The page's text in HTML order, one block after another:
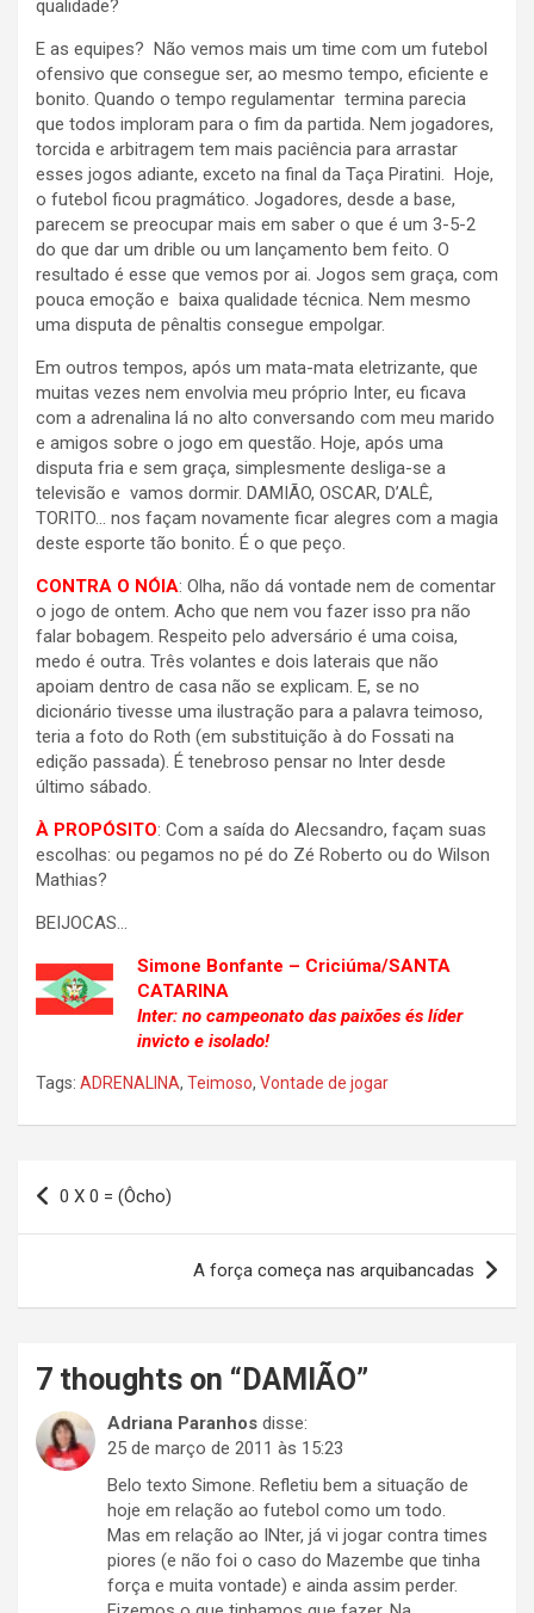
qualidade?
E as equipes? Não vemos mais um time com um futebol
ofensivo que consegue ser, ao mesmo tempo, eficiente e
bonito. Quando o tempo regulamentar termina parecia
que todos imploram para o fim da partida. Nem jogadores,
torcida e arbitragem tem mais paciência para arrastar
esses jogos adiante, exceto na final da Taça Piratini. Hoje,
o futebol ficou pragmático. Jogadores, desde a base,
parecem se preocupar mais em saber o que é um 3-5-2
do que dar um drible ou um lançamento bem feito. O
resultado é esse que vemos por ai. Jogos sem graça, com
pouca emoção e baixa qualidade técnica. Nem mesmo
uma disputa de pênaltis consegue empolgar.
Em outros tempos, após um mata-mata eletrizante, que
muitas vezes nem envolvia meu próprio Inter, eu ficava
com a adrenalina lá no alto conversando com meu marido
e amigos sobre o jogo em questão. Hoje, após uma
disputa fria e sem graça, simplesmente desliga-se a
televisão e vamos dormir. DAMIÃO, OSCAR, D’ALÊ,
TORITO… nos façam novamente ficar alegres com a magia
deste esporte tão bonito. É o que peço.
CONTRA O NÓIA: Olha, não dá vontade nem de comentar
o jogo de ontem. Acho que nem vou fazer isso pra não
falar bobagem. Respeito pelo adversário é uma coisa,
medo é outra. Três volantes e dois laterais que não
apoiam dentro de casa não se explicam. E, se no
dicionário tivesse uma ilustração para a palavra teimoso,
teria a foto do Roth (em substituição à do Fossati na
edição passada). É tenebroso pensar no Inter desde
último sábado.
À PROPÓSITO: Com a saída do Alecsandro, façam suas
escolhas: ou pegamos no pé do Zé Roberto ou do Wilson
Mathias?
BEIJOCAS…
Simone Bonfante – Criciúma/SANTA
CATARINA
Inter: no campeonato das paixões és líder
invicto e isolado!
Tags: ADRENALINA, Teimoso, Vontade de jogar
Navegação
de
0 X 0 = (Ôcho)
A força começa nas arquibancadas
7 thoughts on “ DAMIÃO”
Adriana Paranhos disse:
25 de março de 2011 às 15:23
Belo texto Simone. Refletiu bem a situação de
hoje em relação ao futebol como um todo.
Mas em relação ao INter, já vi jogar contra times
piores (e não foi o caso do Mazembe que tinha
força e muita vontade) e ainda assim perder.